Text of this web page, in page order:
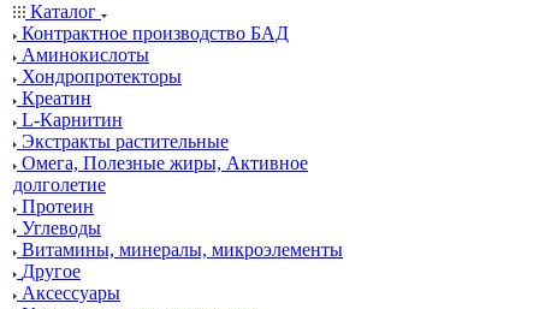
Каталог
Контрактное производство БАД
Аминокислоты
Хондропротекторы
Креатин
L-Карнитин
Экстракты растительные
Омега, Полезные жиры, Активное
долголетие
Протеин
Углеводы
Витамины, минералы, микроэлементы
Другое
Аксессуары